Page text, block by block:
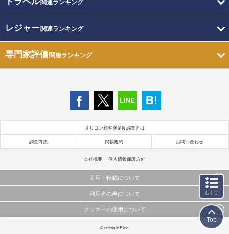
関連ランキング
レジャー関連ランキング
専門家評価関連ランキング
オリコン顧客満足度調査とは
調査方法 掲載規約 お問い合わせ
会社概要 個人情報保護方針
引用・転載について
当サイトで公開されている情報（文字、写真、イラスト、画像データ等）及びこれらの配置・
これらの情報を権利者の許可なく無断転載・複製などの二次利用を行うことは固く禁じており
利用者の声について
当サイトに掲載している内容はすべてサービスの利用者が提出された見解・感想です。
弊社の見解・ 意見ではないことをご理解いただいた上でご覧ください。
クッキーの使用について
このサイトでは Cookie を使用して、ユーザーに合わせたコンテンツや広告の表示、ソーシャル
© oricon ME inc.
もくじ
Top